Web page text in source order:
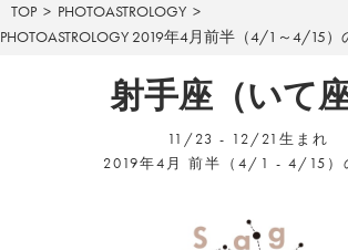
TOP
PHOTOASTROLOGY
PHOTOASTROLOGY 2019年4月前半（4/1～4/15）
射手座（いて座
11/23 - 12/21生まれ
2019年4月 前半（4/1 - 4/15）